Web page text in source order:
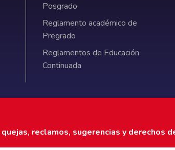
institucionales
Posgrado
Reglamento académico de
Pregrado
Reglamentos de Educación
Continuada
reclamos, sugerencias y derechos